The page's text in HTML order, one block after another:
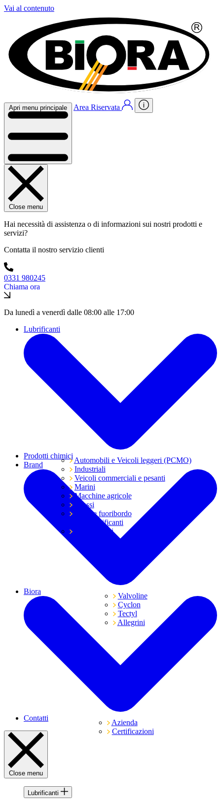
Vai al contenuto
Apri menu principale Area Riservata
Close menu
Hai necessità di assistenza o di informazioni sui nostri prodotti e
servizi?
Contatta il nostro servizio clienti
0331 980245
Chiama ora
Da lunedì a venerdì dalle 08:00 alle 17:00
Lubrificanti
Automobili e Veicoli leggeri (PCMO)
Industriali
Veicoli commerciali e pesanti
Marini
Macchine agricole
Grassi
Moto e fuoribordo
Tutti i lubrificanti
Trasmissioni
Prodotti chimici
Brand
Valvoline
Cyclon
Tectyl
Allegrini
Biora
Azienda
Certificazioni
Contatti
Close menu
Lubrificanti